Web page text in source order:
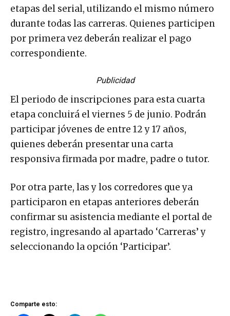
etapas del serial, utilizando el mismo número
durante todas las carreras. Quienes participen
por primera vez deberán realizar el pago
correspondiente.
Publicidad
El periodo de inscripciones para esta cuarta
etapa concluirá el viernes 5 de junio. Podrán
participar jóvenes de entre 12 y 17 años,
quienes deberán presentar una carta
responsiva firmada por madre, padre o tutor.
Por otra parte, las y los corredores que ya
participaron en etapas anteriores deberán
confirmar su asistencia mediante el portal de
registro, ingresando al apartado ‘Carreras’ y
seleccionando la opción ‘Participar’.
Comparte esto: